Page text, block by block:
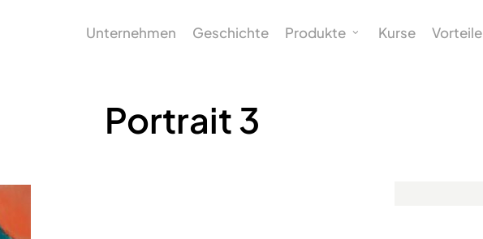
Unternehmen Geschichte Produkte Kurse Vorteile
Portrait 3